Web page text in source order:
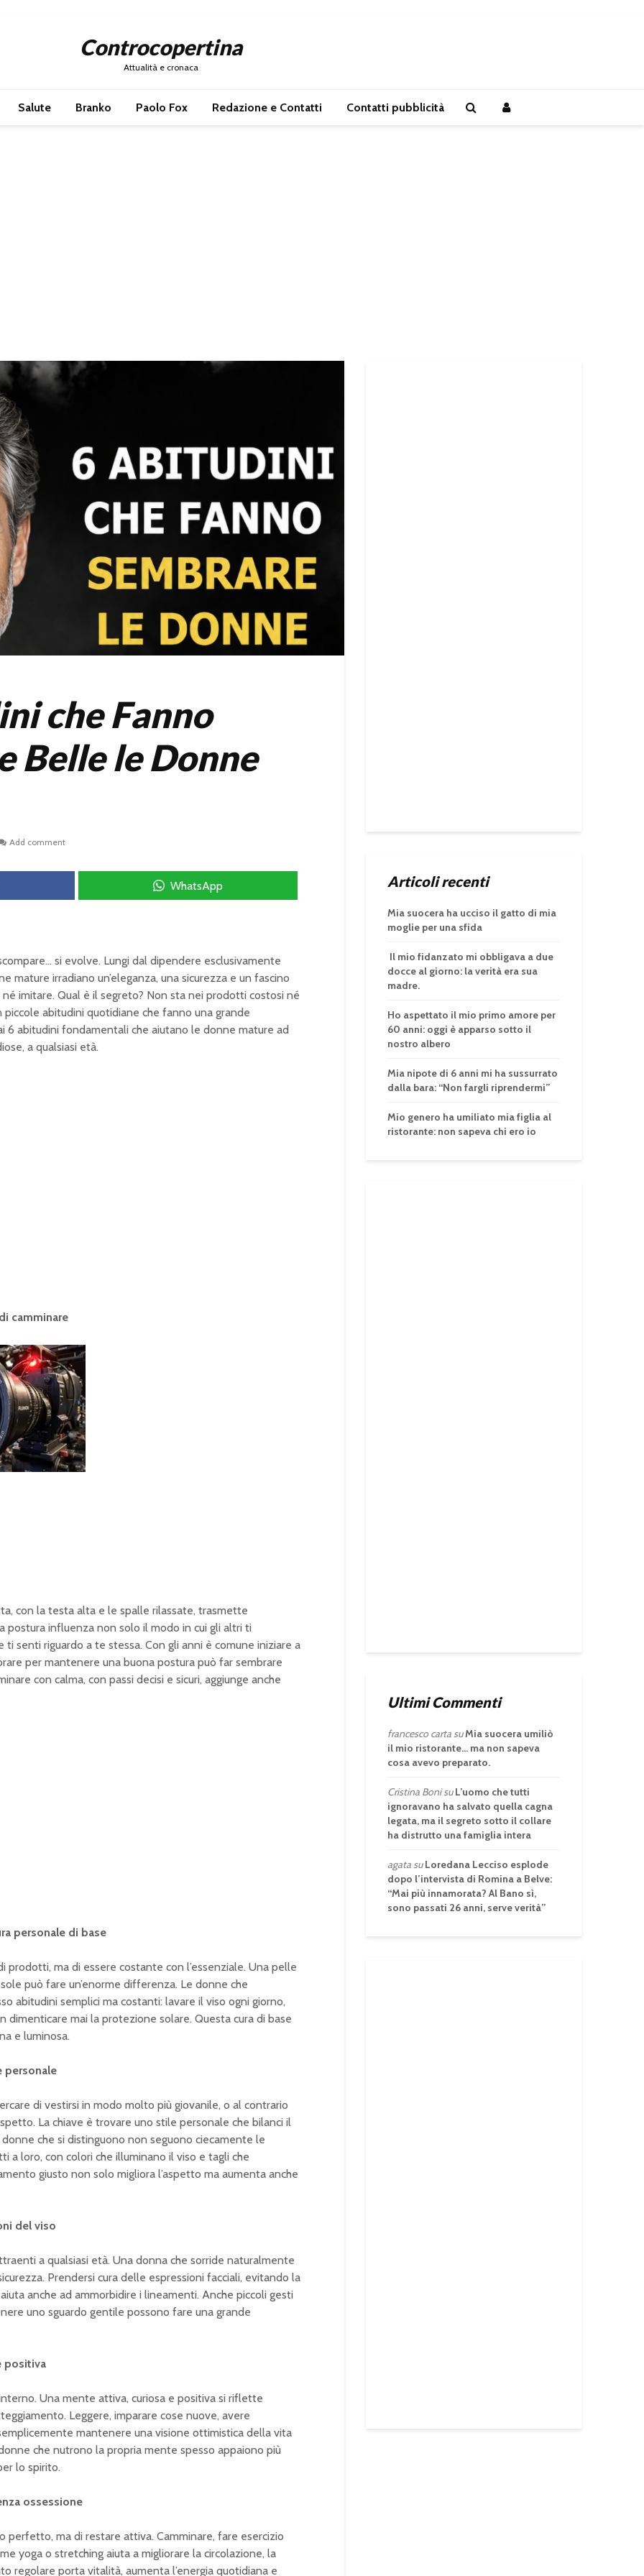
Controcopertina
Attualità e cronaca
Salute Branko Paolo Fox Redazione e Contatti Contatti pubblicità
che Fanno
Belle le Donne
Add comment
WhatsApp
si evolve. Lungi dal dipendere esclusivamente
mature irradiano un’eleganza, una sicurezza e un fascino
imitare. Qual è il segreto? Non sta nei prodotti costosi né
abitudini quotidiane che fanno una grande
6 abitudini fondamentali che aiutano le donne mature ad
a qualsiasi età.
camminare
con la testa alta e le spalle rilassate, trasmette
postura influenza non solo il modo in cui gli altri ti
ti senti riguardo a te stessa. Con gli anni è comune iniziare a
per mantenere una buona postura può far sembrare
con calma, con passi decisi e sicuri, aggiunge anche
personale di base
prodotti, ma di essere costante con l’essenziale. Una pelle
può fare un’enorme differenza. Le donne che
abitudini semplici ma costanti: lavare il viso ogni giorno,
dimenticare mai la protezione solare. Questa cura di base
e luminosa.
personale
di vestirsi in modo molto più giovanile, o al contrario
La chiave è trovare uno stile personale che bilanci il
che si distinguono non seguono ciecamente le
a loro, con colori che illuminano il viso e tagli che
giusto non solo migliora l’aspetto ma aumenta anche
del viso
a qualsiasi età. Una donna che sorride naturalmente
Prendersi cura delle espressioni facciali, evitando la
anche ad ammorbidire i lineamenti. Anche piccoli gesti
uno sguardo gentile possono fare una grande
positiva
Una mente attiva, curiosa e positiva si riflette
Leggere, imparare cose nuove, avere
mantenere una visione ottimistica della vita
che nutrono la propria mente spesso appaiono più
lo spirito.
ossessione
perfetto, ma di restare attiva. Camminare, fare esercizio
yoga o stretching aiuta a migliorare la circolazione, la
regolare porta vitalità, aumenta l’energia quotidiana e
Articoli recenti
Mia suocera ha ucciso il gatto di mia
moglie per una sfida
Il mio fidanzato mi obbligava a due
docce al giorno: la verità era sua
madre.
Ho aspettato il mio primo amore per
60 anni: oggi è apparso sotto il
nostro albero
Mia nipote di 6 anni mi ha sussurrato
dalla bara: “Non fargli riprendermi”
Mio genero ha umiliato mia figlia al
ristorante: non sapeva chi ero io
Ultimi Commenti
francesco cartasuMia suocera umiliò
il mio ristorante… ma non sapeva
cosa avevo preparato.
Cristina BonisuL’uomo che tutti
ignoravano ha salvato quella cagna
legata, ma il segreto sotto il collare
ha distrutto una famiglia intera
agatasuLoredana Lecciso esplode
dopo l’intervista di Romina a Belve:
“Mai più innamorata? Al Bano sì,
sono passati 26 anni, serve verità”